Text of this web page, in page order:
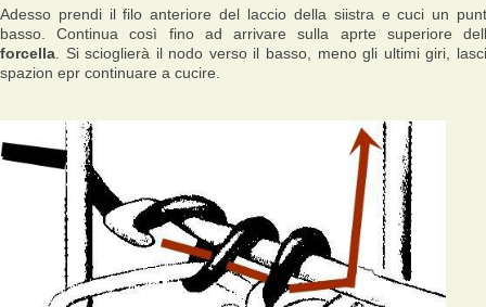
Adesso prendi il filo anteriore del laccio della siistra e cuci un
basso. Continua così fino ad arrivare sulla aprte superiore
forcella . Si scioglierà il nodo verso il basso, meno gli ultimi giri,
spazion epr continuare a cucire.